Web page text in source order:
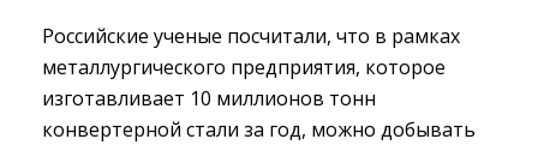
Российские ученые посчитали, что в рамках
металлургического предприятия, которое
изготавливает 10 миллионов тонн
конвертерной стали за год, можно добывать